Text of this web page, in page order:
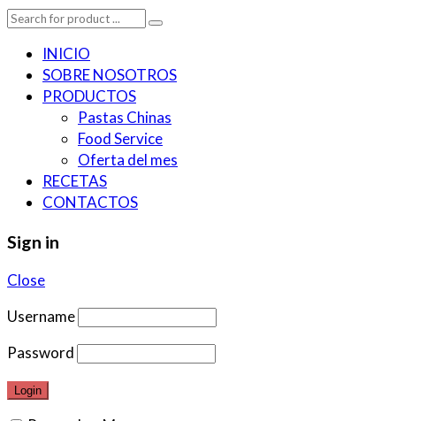
INICIO
SOBRE NOSOTROS
PRODUCTOS
Pastas Chinas
Food Service
Oferta del mes
RECETAS
CONTACTOS
Sign in
Close
Username
Password